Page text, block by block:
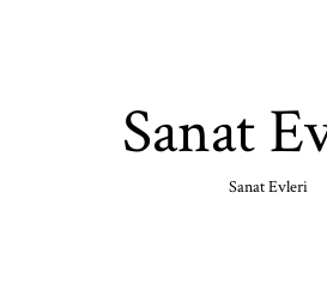
Sanat
Sanat Evleri